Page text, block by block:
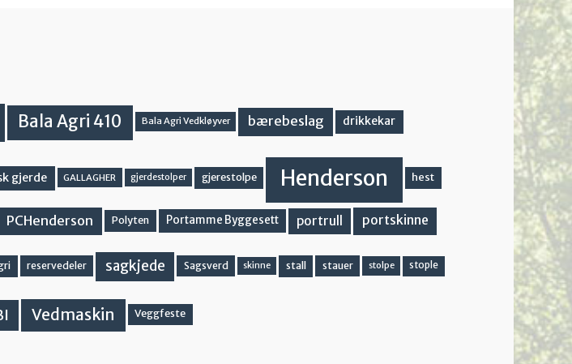
Bala Agri 410 Bala Agri Vedkløyver bærebeslag drikkekar
gjerde GALLAGHER gjerdestolper gjerestolpe Henderson hest
PCHenderson Polyten Portamme Byggesett portrull portskinne
reservedeler sagkjede Sagsverd skinne stall stauer stolpe stople
Vedmaskin Veggfeste